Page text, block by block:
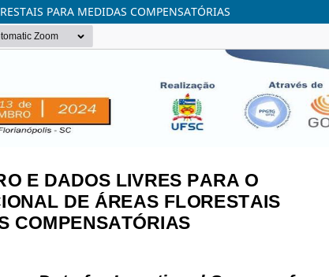
PARA MEDIDAS COMPENSATÓRIAS